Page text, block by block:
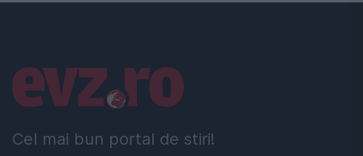
Cel mai bun portal de stiri!
Linkuri utile